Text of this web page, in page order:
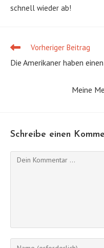
schnell wieder ab!
Weitere
ansehen
Vorheriger Beitrag
Die Amerikaner haben
Meine
Schreibe einen
Kommentieren
Gib